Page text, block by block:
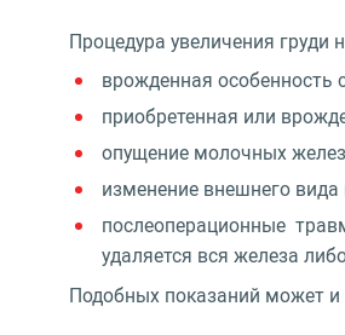
Процедура увеличения груди
врожденная особенность
приобретенная или
опущение молочных
изменение внешнего вида
послеоперационные
удаляется вся железа
Подобных показаний может